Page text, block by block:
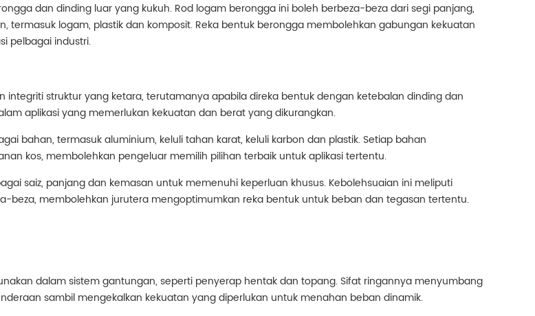
dan dinding luar yang kukuh. Rod logam berongga ini boleh berbeza-beza dari segi panjang,
logam, plastik dan komposit. Reka bentuk berongga membolehkan gabungan kekuatan
pelbagai industri.
struktur yang ketara, terutamanya apabila direka bentuk dengan ketebalan dinding dan
aplikasi yang memerlukan kekuatan dan berat yang dikurangkan.
bahan, termasuk aluminium, keluli tahan karat, keluli karbon dan plastik. Setiap bahan
kos, membolehkan pengeluar memilih pilihan terbaik untuk aplikasi tertentu.
saiz, panjang dan kemasan untuk memenuhi keperluan khusus. Kebolehsuaian ini meliputi
beza, membolehkan jurutera mengoptimumkan reka bentuk untuk beban dan tegasan tertentu.
dalam sistem gantungan, seperti penyerap hentak dan topang. Sifat ringannya menyumbang
sambil mengekalkan kekuatan yang diperlukan untuk menahan beban dinamik.